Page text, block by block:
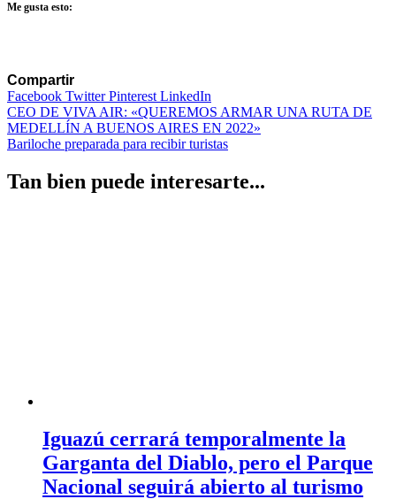
Me gusta esto:
Compartir
Facebook TwitterPinterest LinkedIn
Navegación
de
CEO DE VIVA AIR: «QUEREMOS ARMAR UNA RUTA DE
MEDELLÍN A BUENOS AIRES EN 2022»
Bariloche preparada para recibir turistas
Tan bien puede interesarte...
Iguazú cerrará temporalmente la
Garganta del Diablo, pero el Parque
Nacional seguirá abierto al turismo